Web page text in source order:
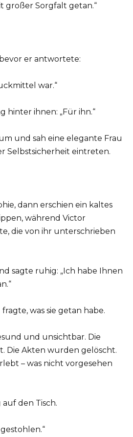
großer Sorgfalt getan.“
er antwortete:
war.“
hinter ihnen: „Für ihn.“
und sah eine elegante Frau
Selbstsicherheit eintreten.
dann erschien ein kaltes
während Victor
die von ihr unterschrieben
sagte ruhig: „Ich habe Ihnen
was sie getan habe.
und unsichtbar. Die
Die Akten wurden gelöscht.
– was nicht vorgesehen
den Tisch.